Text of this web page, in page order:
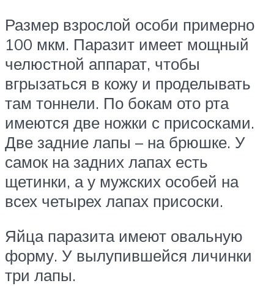
Размер взрослой особи примерно
100 мкм. Паразит имеет мощный
челюстной аппарат, чтобы
вгрызаться в кожу и проделывать
там тоннели. По бокам ото рта
имеются две ножки с присосками.
Две задние лапы – на брюшке. У
самок на задних лапах есть
щетинки, а у мужских особей на
всех четырех лапах присоски.
Яйца паразита имеют овальную
форму. У вылупившейся личинки
три лапы.